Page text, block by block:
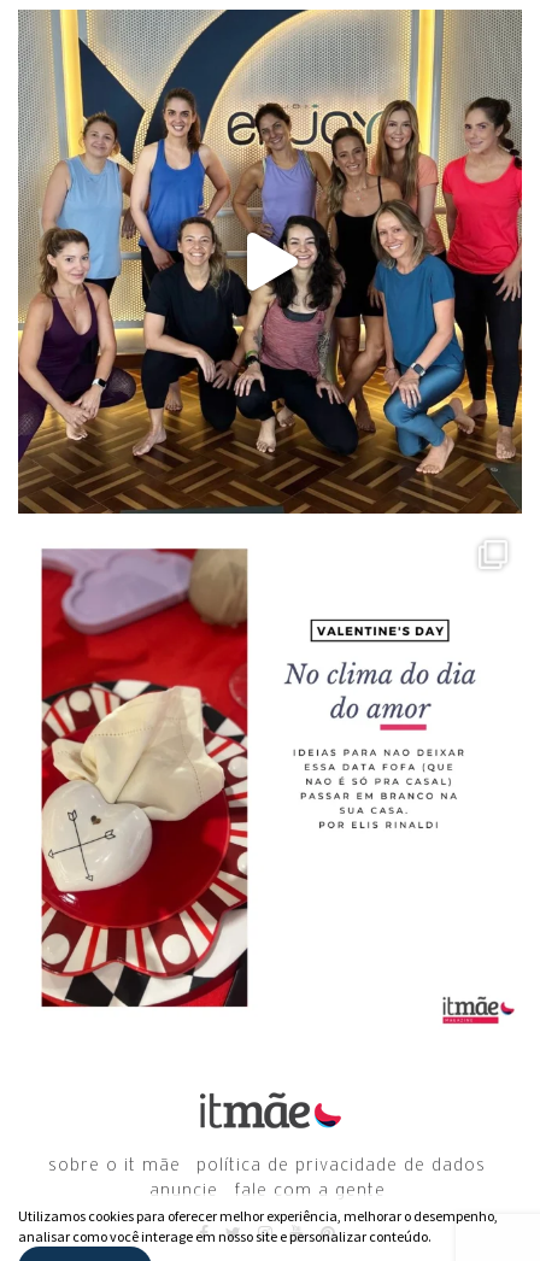
sobre o it mãe
política de privacidade de dados
anuncie
fale com a gente
Utilizamos cookies para oferecer melhor experiência, melhorar o desempenho,
analisar como você interage em nosso site e personalizar conteúdo.